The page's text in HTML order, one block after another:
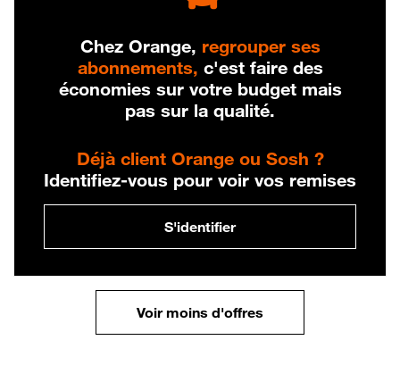
Chez Orange, regrouper ses
abonnements, c'est faire des
économies sur votre budget mais
pas sur la qualité.
Déjà client Orange ou Sosh ?
Identifiez-vous pour voir vos remises
S'identifier
Voir moins d'offres